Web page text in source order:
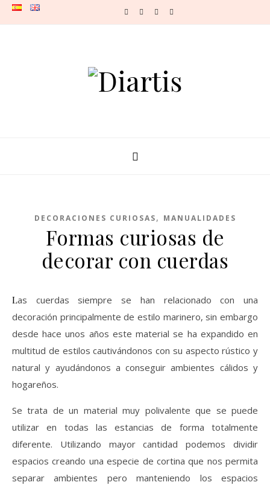
Skip to content
DECORACIONES CURIOSAS, MANUALIDADES
Formas curiosas de
decorar con cuerdas
Las cuerdas siempre se han relacionado con una
decoración principalmente de estilo marinero, sin embargo
desde hace unos años este material se ha expandido en
multitud de estilos cautivándonos con su aspecto rústico y
natural y ayudándonos a conseguir ambientes cálidos y
hogareños.
Se trata de un material muy polivalente que se puede
utilizar en todas las estancias de forma totalmente
diferente. Utilizando mayor cantidad podemos dividir
espacios creando una especie de cortina que nos permita
separar ambientes pero manteniendo los espacios